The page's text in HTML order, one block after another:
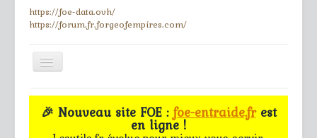
https://foe-data.ovh/
https://forum.fr.forgeofempires.com/
Toggle
Navigation
≡
Accueil
🎉 Nouveau site FOE :foe-entraide.frest
en ligne !